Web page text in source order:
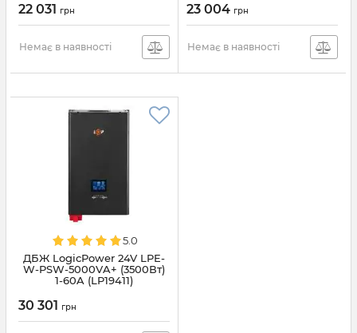
22 031 грн
Немає в наявності
23 004 грн
Немає в наявності
5.0
ДБЖ LogicPower 24V LPE-
W-PSW-5000VA+ (3500Вт)
1-60A (LP19411)
30 301 грн